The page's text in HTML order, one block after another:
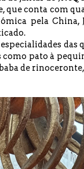
que conta com
pela
como pato à
de